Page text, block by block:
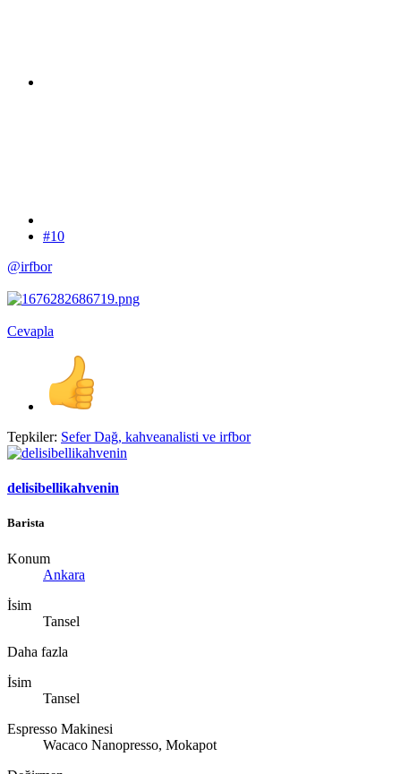
#10
@irfbor
Cevapla
Tepkiler: Sefer Dağ, kahveanalisti ve irfbor
delisibellikahvenin
Barista
Konum
Ankara
İsim
Tansel
Daha fazla
İsim
Tansel
Espresso Makinesi
Wacaco Nanopresso, Mokapot